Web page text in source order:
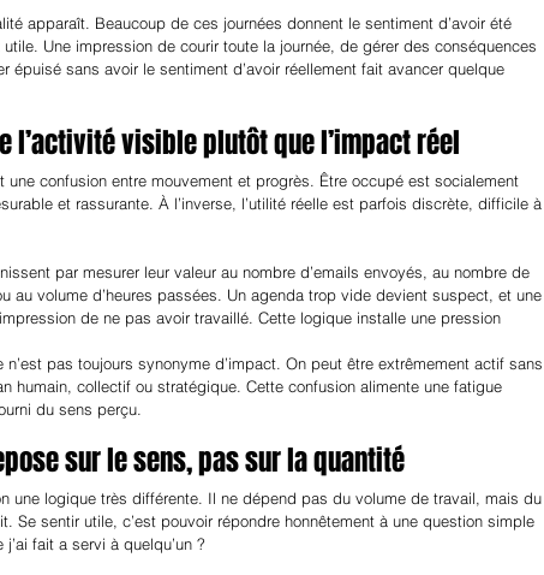
apparaît. Beaucoup de ces journées donnent le sentiment d’avoir été
Une impression de courir toute la journée, de gérer des conséquences
épuisé sans avoir le sentiment d’avoir réellement fait avancer quelque
l’activité visible plutôt que l’impact réel
une confusion entre mouvement et progrès. Être occupé est socialement
et rassurante. À l’inverse, l’utilité réelle est parfois discrète, difficile à
par mesurer leur valeur au nombre d’emails envoyés, au nombre de
au volume d’heures passées. Un agenda trop vide devient suspect, et une
de ne pas avoir travaillé. Cette logique installe une pression
pas toujours synonyme d’impact. On peut être extrêmement actif sans
humain, collectif ou stratégique. Cette confusion alimente une fatigue
du sens perçu.
sur le sens, pas sur la quantité
une logique très différente. Il ne dépend pas du volume de travail, mais du
Se sentir utile, c’est pouvoir répondre honnêtement à une question simple
fait a servi à quelqu’un ?